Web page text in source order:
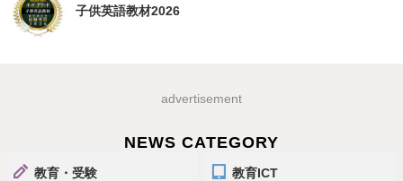
子供英語教材2026
advertisement
NEWS CATEGORY
教育・受験 教育ICT